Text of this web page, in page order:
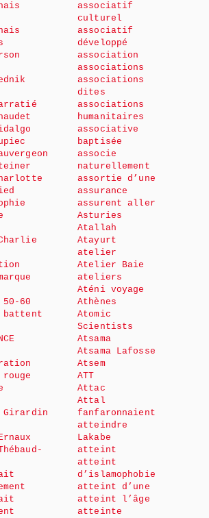
50-60
battent
rouge
Girardin
associatif
culturel
associatif
développé
association
associations
associations
dites
associations
humanitaires
associative
baptisée
associe
naturellement
assortie d’une
assurance
assurent aller
Asturies
Atallah
Atayurt
atelier
Atelier Baie
ateliers
Aténi voyage
Athènes
Atomic
Scientists
Atsama
Atsama Lafosse
Atsem
ATT
Attac
Attal
fanfaronnaient
atteindre
Lakabe
atteint
atteint
d’islamophobie
atteint d’une
atteint l’âge
atteinte